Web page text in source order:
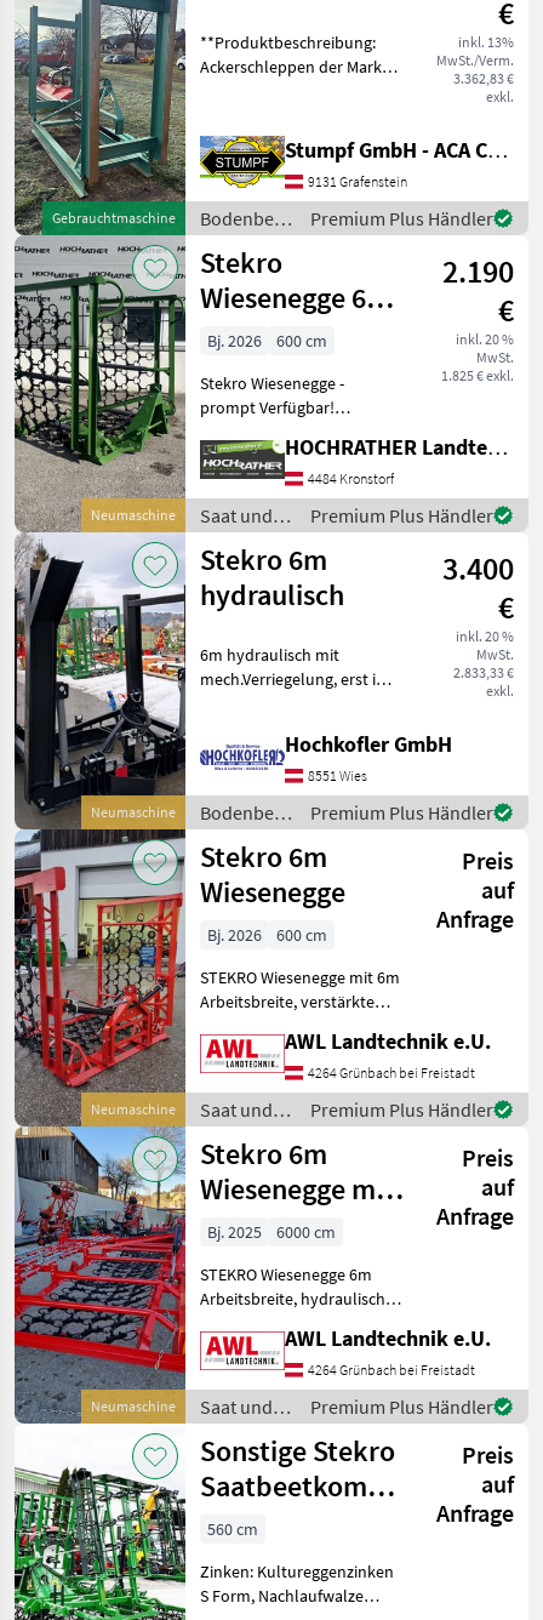
Gebrauchtmaschine
€
inkl. 13%
MwSt./Verm.
3.362,83 €
exkl.
**Produktbeschreibung:
Ackerschleppen der Marke
renommierten Marke
Stekro stehen für Qualität
und Zuverlässigkeit in der
landwirts
Stumpf GmbH - ACA Center Stumpf
9131 Grafenstein
Bodenbearbeitung
/ Stekro
Premium Plus Händler
Neumaschine
Stekro
Wiesenegge 6m
hydr. Klappbar
2.190
€
inkl. 20 %
MwSt.
1.825 € exkl.
Bj. 2026
600 cm
Stekro Wiesenegge -
prompt Verfügbar!
- Arbeitsbreite 6m -
Eigengewicht ca. 590kg -
Hydr. Klappbar - Dreipunkt
Anbau - 1 DW An
HOCHRATHER Landtechnik GmbH
4484 Kronstorf
Saat und
Pflege /
Stekro
Premium Plus Händler
Neumaschine
Stekro 6m
hydraulisch
3.400
€
inkl. 20 %
MwSt.
2.833,33 €
exkl.
6m hydraulisch mit
mech.Verriegelung, erst im
Hochkofler GmbH
8551 Wies
Bodenbearbeitung
/ Stekro
Premium Plus Händler
Neumaschine
Stekro 6m
Wiesenegge
Preis
auf
Anfrage
Bj. 2026
600 cm
STEKRO Wiesenegge mit 6m
Arbeitsbreite, verstärkte
Eggenfeld, hydraulische
Klappung mit 2 Zylinder,
mechanische
Zylinderverriegelung,
integrier
AWL Landtechnik e.U.
4264 Grünbach bei Freistadt
Saat und
Pflege /
Stekro
Premium Plus Händler
Neumaschine
Stekro 6m
Wiesenegge mit
3 reihigen
Wiesenstriegel
Preis
auf
Anfrage
Bj. 2025
6000 cm
STEKRO Wiesenegge 6m
Arbeitsbreite, hydraulische
reihiges Kombisternnetz,
angebauter 3 reihiger
Wiesenstriegel,
Verstellmöglichkeit der S
AWL Landtechnik e.U.
4264 Grünbach bei Freistadt
Saat und
Pflege /
Stekro
Premium Plus Händler
Sonstige Stekro
Saatbeetkombination
5,6 m Coral Plus
Preis
auf
Anfrage
560 cm
Zinken: Kultureggenzinken
S Form, Nachlaufwalze